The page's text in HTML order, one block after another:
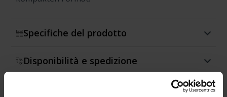
Specifiche del prodotto
Disponibilità e spedizione